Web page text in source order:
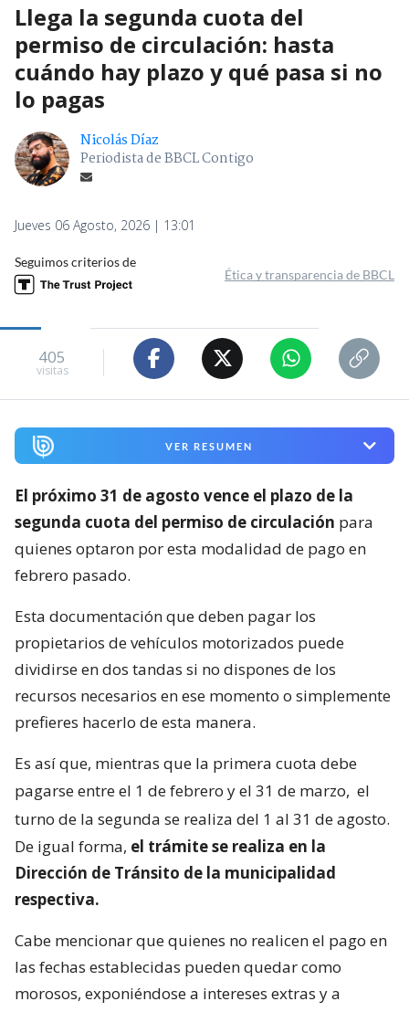
Llega la segunda cuota del
permiso de circulación: hasta
cuándo hay plazo y qué pasa si no
lo pagas
Nicolás Díaz
Periodista de BBCL Contigo
Jueves 06 Agosto, 2026 | 13:01
Seguimos criterios de
Ética y transparencia de BBCL
405
visitas
VER RESUMEN
El próximo 31 de agosto vence el plazo de la
segunda cuota del permiso de circulación para
quienes optaron por esta modalidad de pago en
febrero pasado.
Esta documentación que deben pagar los
propietarios de vehículos motorizados puede
dividirse en dos tandas si no dispones de los
recursos necesarios en ese momento o simplemente
prefieres hacerlo de esta manera.
Es así que, mientras que la primera cuota debe
pagarse entre el 1 de febrero y el 31 de marzo, el
turno de la segunda se realiza del 1 al 31 de agosto.
De igual forma, el trámite se realiza en la
Dirección de Tránsito de la municipalidad
respectiva.
Cabe mencionar que quienes no realicen el pago en
las fechas establecidas pueden quedar como
morosos, exponiéndose a intereses extras y a